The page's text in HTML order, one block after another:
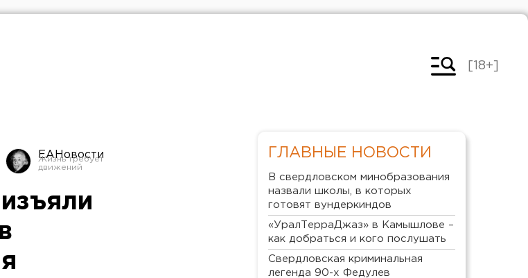
[18+]
ЕАНовости ГЛАВНЫЕ НОВОСТИ
В свердловском минобразования
назвали школы, в которых
готовят вундеркиндов
«УралТерраДжаз» в Камышлове –
как добраться и кого послушать
Свердловская криминальная
легенда 90-х Федулев